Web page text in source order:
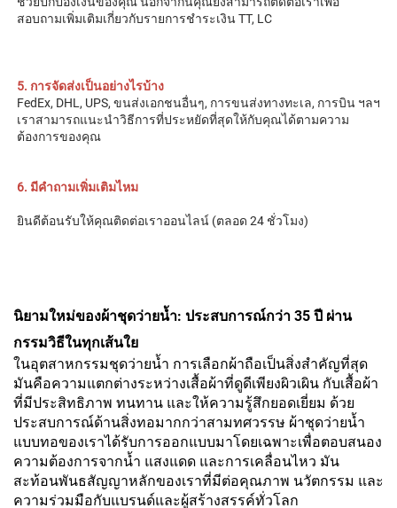
สอบถามเพิ่มเติมเกี่ยวกับรายการชำระเงิน TT, LC
5. การจัดส่งเป็นอย่างไรบ้าง
FedEx, DHL, UPS, ขนส่งเอกชนอื่นๆ, การขนส่งทางทะเล, การบิน ฯลฯ
เราสามารถแนะนำวิธีการที่ประหยัดที่สุดให้กับคุณได้ตามความ
ต้องการของคุณ
6. มีคำถามเพิ่มเติมไหม
ยินดีต้อนรับให้คุณติดต่อเราออนไลน์ (ตลอด 24 ชั่วโมง)
นิยามใหม่ของผ้าชุดว่ายน้ำ: ประสบการณ์กว่า 35 ปี ผ่าน
กรรมวิธีในทุกเส้นใย
ในอุตสาหกรรมชุดว่ายน้ำ การเลือกผ้าถือเป็นสิ่งสำคัญที่สุด
มันคือความแตกต่างระหว่างเสื้อผ้าที่ดูดีเพียงผิวเผิน กับเสื้อผ้า
ที่มีประสิทธิภาพ ทนทาน และให้ความรู้สึกยอดเยี่ยม ด้วย
ประสบการณ์ด้านสิ่งทอมากกว่าสามทศวรรษ ผ้าชุดว่ายน้ำ
แบบทอของเราได้รับการออกแบบมาโดยเฉพาะเพื่อตอบสนอง
ความต้องการจากน้ำ แสงแดด และการเคลื่อนไหว มัน
สะท้อนพันธสัญญาหลักของเราที่มีต่อคุณภาพ นวัตกรรม และ
ความร่วมมือกับแบรนด์และผู้สร้างสรรค์ทั่วโลก